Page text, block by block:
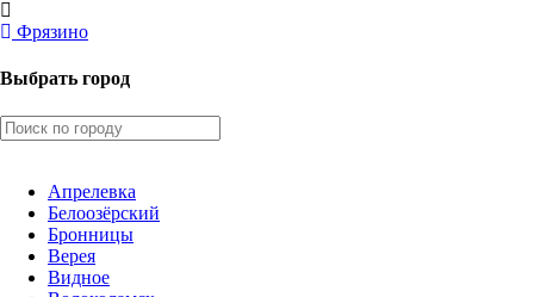
Фрязино
Выбрать город
Апрелевка
Белоозёрский
Бронницы
Верея
Видное